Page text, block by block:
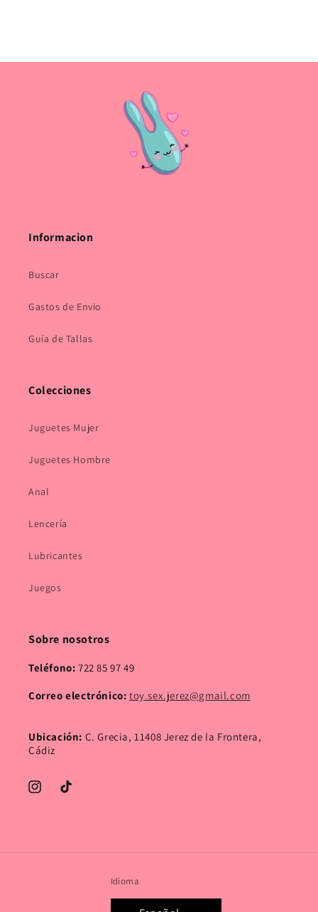
Informacion
Buscar
Gastos de Envio
Guía de Tallas
Colecciones
Juguetes Mujer
Juguetes Hombre
Anal
Lencería
Lubricantes
Juegos
Sobre nosotros
Teléfono: 722 85 97 49
Correo electrónico: toy.sex.jerez@gmail.com
Ubicación: C. Grecia, 11408 Jerez de la Frontera,
Cádiz
InstagramTikTok
Idioma